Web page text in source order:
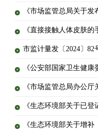
《市场监管总局关于
《直接接触人体皮肤
市监计量发〔2024〕
《公安部国家卫生健
《市场监管总局办公
《生态环境部关于已登
《生态环境部关于增